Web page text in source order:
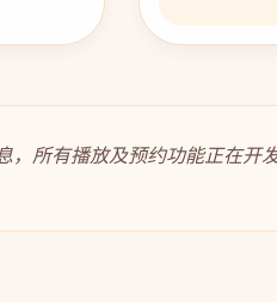
，所有播放及预约功能正在